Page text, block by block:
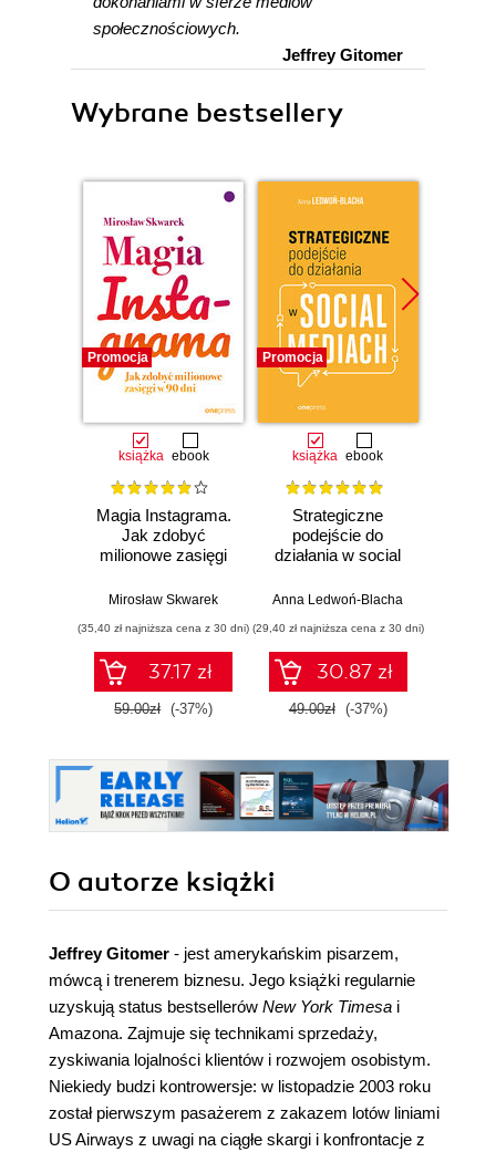
społecznościowych.
Jeffrey Gitomer
Wybrane bestsellery
Promocja
książka ebook
Magia Instagrama.
Jak zdobyć
milionowe zasięgi
Mirosław Skwarek
(35,40 zł najniższa cena z 30 dni)
37.17 zł
59.00zł (-37%)
Promocja
książka ebook
Strategiczne
podejście do
działania w social
Anna Ledwoń-Blacha
(29,40 zł najniższa cena z 30 dni)
30.87 zł
49.00zł (-37%)
O autorze książki
Jeffrey Gitomer - jest amerykańskim pisarzem,
mówcą i trenerem biznesu. Jego książki regularnie
uzyskują status bestsellerów New York Timesa i
Amazona. Zajmuje się technikami sprzedaży,
zyskiwania lojalności klientów i rozwojem osobistym.
Niekiedy budzi kontrowersje: w listopadzie 2003 roku
został pierwszym pasażerem z zakazem lotów liniami
US Airways z uwagi na ciągłe skargi i konfrontacje z